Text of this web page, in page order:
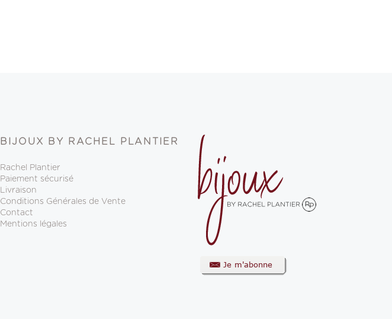
BIJOUX BY RACHEL PLANTIER
Rachel Plantier
Paiement sécurisé
Livraison
Conditions Générales de Vente
Contact
Mentions légales